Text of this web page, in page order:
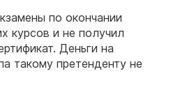
по окончании
курсов и не получил
Деньги на
такому претенденту не